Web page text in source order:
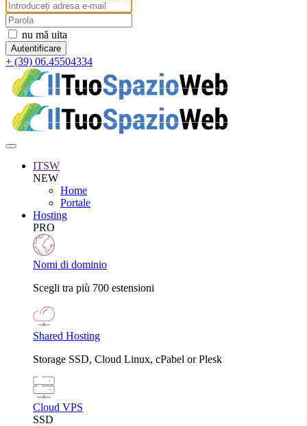
nu mă uita
+ (39) 06.45504334
ITSW
NEW
Home
Portale
Hosting
PRO
Nomi di dominio
Scegli tra più 700 estensioni
Shared Hosting
Storage SSD, Cloud Linux, cPabel or Plesk
Cloud VPS
SSD